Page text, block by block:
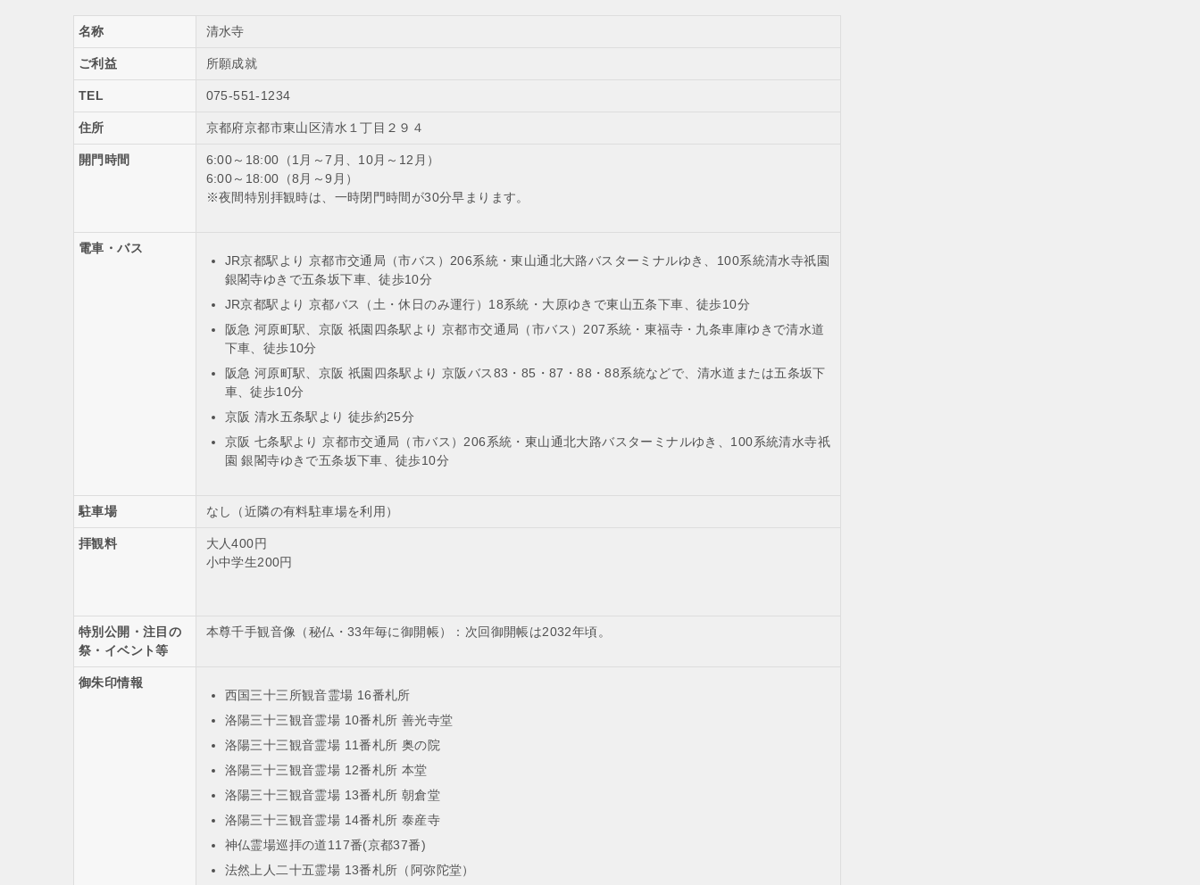
名称 清水寺
ご利益 所願成就
TEL 075-551-1234
住所 京都府京都市東山区清水１丁目２９４
開門時間
6:00～18:00（1月～7月、10月～12月）
6:00～18:00（8月～9月）
※夜間特別拝観時は、一時閉門時間が30分早まります。
電車・バス
JR京都駅より 京都市交通局（市バス）206系統・東山通北大路バスターミナルゆき、100系統清水寺祇園
銀閣寺ゆきで五条坂下車、徒歩10分
JR京都駅より 京都バス（土・休日のみ運行）18系統・大原ゆきで東山五条下車、徒歩10分
阪急 河原町駅、京阪 祇園四条駅より 京都市交通局（市バス）207系統・東福寺・九条車庫ゆきで清水道
下車、徒歩10分
阪急 河原町駅、京阪 祇園四条駅より 京阪バス83・85・87・88・88系統などで、清水道または五条坂下
車、徒歩10分
京阪 清水五条駅より 徒歩約25分
京阪 七条駅より 京都市交通局（市バス）206系統・東山通北大路バスターミナルゆき、100系統清水寺祇
園 銀閣寺ゆきで五条坂下車、徒歩10分
駐車場 なし（近隣の有料駐車場を利用）
拝観料
大人400円
小中学生200円
特別公開・注目の
祭・イベント等
本尊千手観音像（秘仏・33年毎に御開帳）：次回御開帳は2032年頃。
御朱印情報
西国三十三所観音霊場 16番札所
洛陽三十三観音霊場 10番札所 善光寺堂
洛陽三十三観音霊場 11番札所 奥の院
洛陽三十三観音霊場 12番札所 本堂
洛陽三十三観音霊場 13番札所 朝倉堂
洛陽三十三観音霊場 14番札所 泰産寺
神仏霊場巡拝の道117番(京都37番)
法然上人二十五霊場 13番札所（阿弥陀堂）